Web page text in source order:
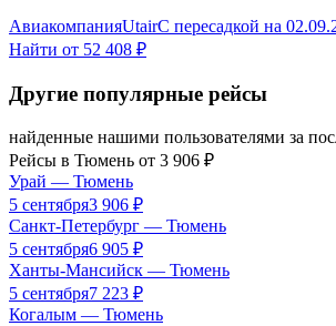
АвиакомпанияUtairС пересадкой на
Найти от 52 408 ₽
Другие популярные рейсы
найденные нашими пользователями за
Рейсы в Тюмень от 3 906 ₽
Урай — Тюмень
5 сентября3 906 ₽
Санкт-Петербург — Тюмень
5 сентября6 905 ₽
Ханты-Мансийск — Тюмень
5 сентября7 223 ₽
Когалым — Тюмень